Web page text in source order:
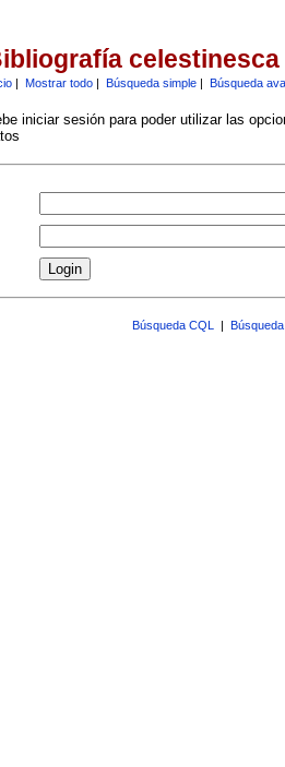
celestinesca
| Mostrar todo| Búsqueda simple| Búsqueda
iniciar sesión para poder utilizar las
Búsqueda CQL |